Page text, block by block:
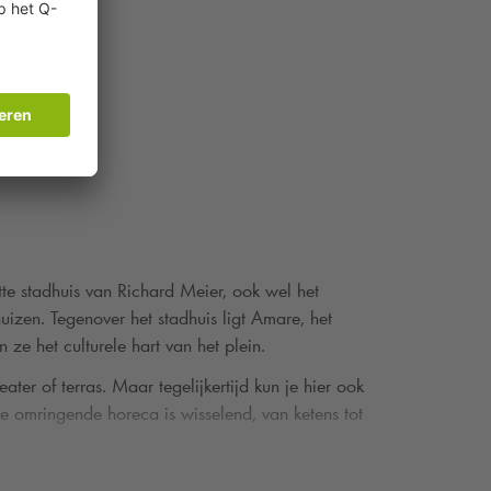
stadhuis van Richard Meier, ook wel het
Tegenover het stadhuis ligt Amare, het
ze het culturele hart van het plein.
of terras. Maar tegelijkertijd kun je hier ook
horeca is wisselend, van ketens tot